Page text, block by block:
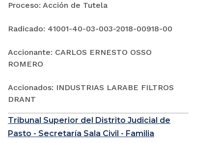
Proceso: Acción de Tutela
Radicado: 41001-40-03-003-2018-00918-00
Accionante: CARLOS ERNESTO OSSO
ROMERO
Accionados: INDUSTRIAS LARABE FILTROS
DRANT
Tribunal Superior del Distrito Judicial de
Pasto - Secretaría Sala Civil - Familia